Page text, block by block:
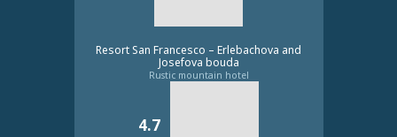
Resort San Francesco – Erlebachova and
Josefova bouda
Rustic mountain hotel
4.7